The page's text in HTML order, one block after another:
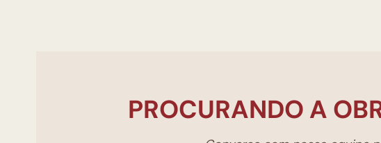
PROCURANDO A